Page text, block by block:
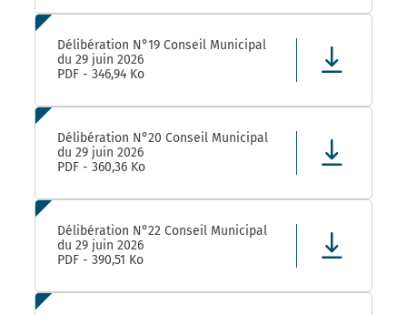
Délibération N°19 Conseil Municipal
du 29 juin 2026
PDF - 346,94 Ko
Délibération N°20 Conseil Municipal
du 29 juin 2026
PDF - 360,36 Ko
Délibération N°22 Conseil Municipal
du 29 juin 2026
PDF - 390,51 Ko